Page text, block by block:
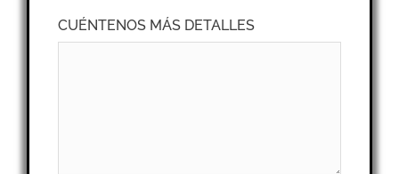
CUÉNTENOS MÁS DETALLES